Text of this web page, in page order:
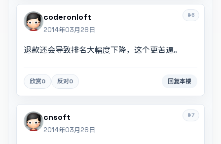
#6
coderonloft
2014年03月28日
退款还会导致排名大幅度下降，这个更苦逼。
欣赏0 反对0 回复本楼
#7
cnsoft
2014年03月28日